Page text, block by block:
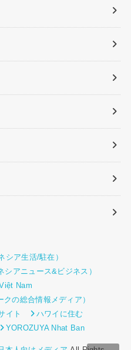
シア生活/駐在）
アニュース&ビジネス）
Nam
の総合情報メディア）
イト
ハワイに住む
YOROZUYA Nhat Ban